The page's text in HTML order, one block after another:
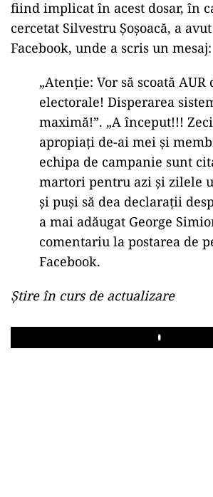
fiind implicat în acest dosar, în
cercetat Silvestru Șoșoacă, a
Facebook, unde a scris un mesaj:
„Atenție: Vor să scoată
electorale! Disperarea
maximă!”. „A început!!!
apropiați de-ai mei și
echipa de campanie sunt
martori pentru azi și zilele
și puși să dea declarații
a mai adăugat George
comentariu la postarea de
Facebook.
Știre în curs de actualizare
Play